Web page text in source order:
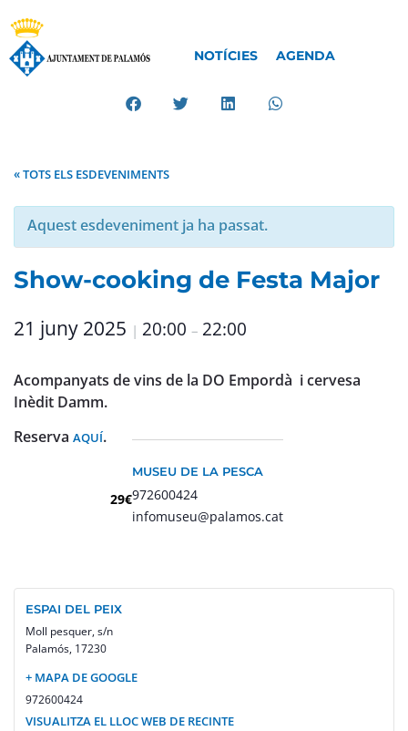
NOTÍCIES AGENDA
« TOTS ELS ESDEVENIMENTS
Aquest esdeveniment ja ha passat.
Show-cooking de Festa Major
21 juny 2025 | 20:00 – 22:00
Acompanyats de vins de la DO Empordà i cervesa
Inèdit Damm.
Reserva AQUÍ.
29€
MUSEU DE LA PESCA
972600424
infomuseu@palamos.cat
ESPAI DEL PEIX
Moll pesquer, s/n
Palamós, 17230
+ MAPA DE GOOGLE
972600424
VISUALITZA EL LLOC WEB DE RECINTE